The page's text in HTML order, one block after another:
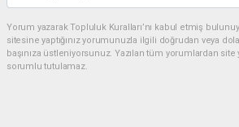
Yorum yazarak Topluluk Kuralları’nı kabul etmiş
sitesine yaptığınız yorumunuzla ilgili doğrudan veya
başınıza üstleniyorsunuz. Yazılan tüm yorumlardan
sorumlu tutulamaz.